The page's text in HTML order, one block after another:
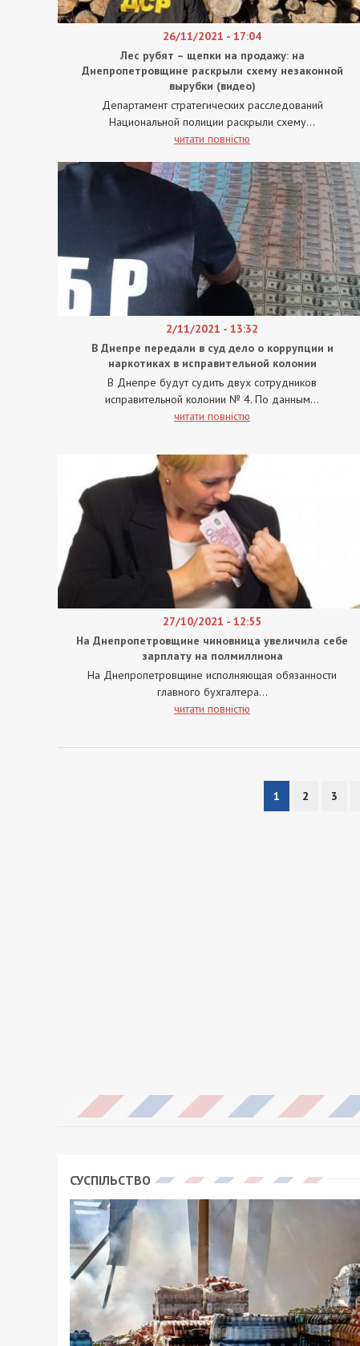
26/11/2021 - 17:04
Лес рубят – щепки на продажу: на
Днепропетровщине раскрыли схему незаконной
вырубки (видео)
Департамент стратегических расследований
Национальной полиции раскрыли схему...
читати повністю
2/11/2021 - 13:32
В Днепре передали в суд дело о коррупции и
наркотиках в исправительной колонии
В Днепре будут судить двух сотрудников
исправительной колонии № 4. По данным...
читати повністю
27/10/2021 - 12:55
На Днепропетровщине чиновница увеличила себе
зарплату на полмиллиона
На Днепропетровщине исполняющая обязанности
главного бухгалтера...
читати повністю
1 2 3
СУСПІЛЬСТВО